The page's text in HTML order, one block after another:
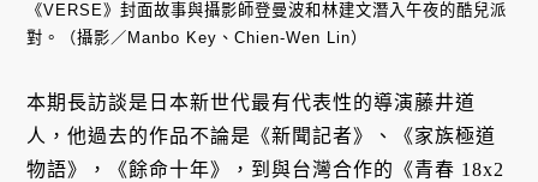
《VERSE》封面故事與攝影師登曼波和林建文潛入午夜的酷兒派
對。（攝影／Manbo Key、Chien-Wen Lin）
本期長訪談是日本新世代最有代表性的導演藤井道
人，他過去的作品不論是《新聞記者》、《家族極道
物語》，《餘命十年》，到與台灣合作的《青春 18x2